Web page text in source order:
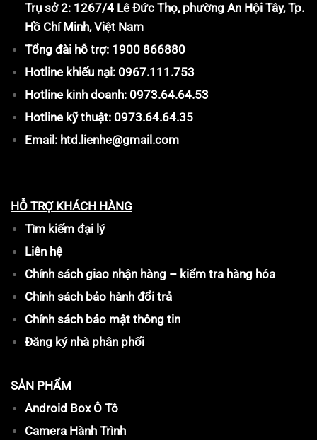
Trụ sở 2: 1267/4 Lê Đức Thọ, phường An Hội Tây, Tp.
Hồ Chí Minh, Việt Nam
Tổng đài hỗ trợ: 1900 866880
Hotline khiếu nại: 0967.111.753
Hotline kinh doanh: 0973.64.64.53
Hotline kỹ thuật: 0973.64.64.35
Email: htd.lienhe@gmail.com
HỖ TRỢ KHÁCH HÀNG
Tìm kiếm đại lý
Liên hệ
Chính sách giao nhận hàng – kiểm tra hàng hóa
Chính sách bảo hành đổi trả
Chính sách bảo mật thông tin
Đăng ký nhà phân phối
SẢN PHẨM
Android Box Ô Tô
Camera Hành Trình